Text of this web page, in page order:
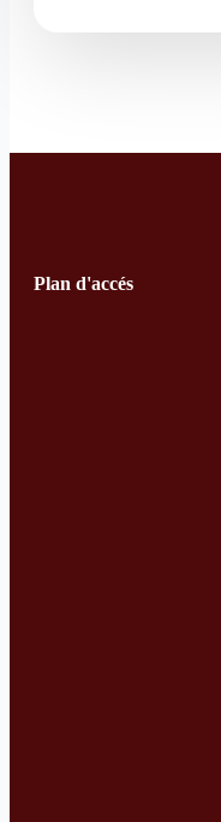
Plan d'accés